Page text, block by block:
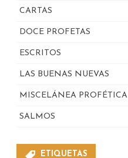
CARTAS
DOCE PROFETAS
ESCRITOS
LAS BUENAS NUEVAS
MISCELÁNEA PROFÉTICA
SALMOS
ETIQUETAS